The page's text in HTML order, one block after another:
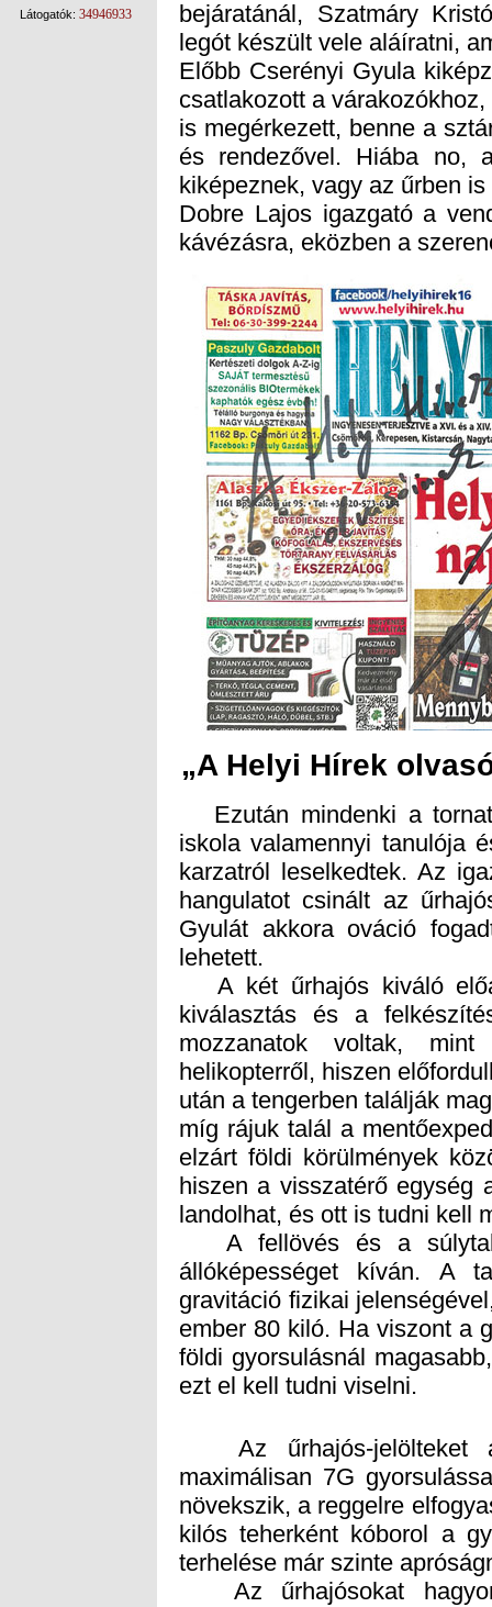
Látogatók: 34946933
legót készült vele aláíratni,
Előbb Cserényi Gyula
csatlakozott a
is megérkezett, benne a
és rendezővel. Hiába no,
kiképeznek, vagy az űrben
Dobre Lajos igazgató a
kávézásra, eközben a
„A Helyi Hírek
Ezután mindenki a
iskola valamennyi tanulója
karzatról leselkedtek. Az
hangulatot csinált az
Gyulát akkora ováció
lehetett.
A két űrhajós kiváló
kiválasztás és a
mozzanatok voltak,
helikopterről, hiszen
után a tengerben találják
míg rájuk talál a
elzárt földi körülmények
hiszen a visszatérő
landolhat, és ott is tudni kell
A fellövés és a
állóképességet kíván. A
gravitáció fizikai
ember 80 kiló. Ha viszont
földi gyorsulásnál
ezt el kell tudni viselni.
Az űrhajós-jelölteket a
maximálisan 7G
növekszik, a reggelre
kilós teherként kóborol a
terhelése már szinte
Az űrhajósokat
orsóforgáshoz, majd a
formában szálló, belülről
gyakorolhatták a
anyag azért kellett, hogy
nehogy összetörjék